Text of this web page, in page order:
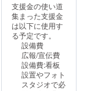
支援金の使い道
集まった支援金
は以下に使用す
る予定です。
設備費
広報/宣伝費
設備費:看板
設置やフォト
スタジオで必